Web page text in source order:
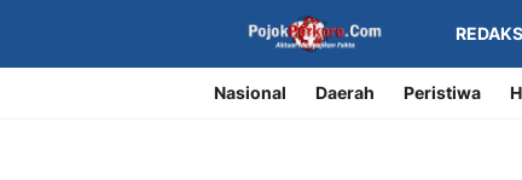
Nasional Daerah Peristiwa